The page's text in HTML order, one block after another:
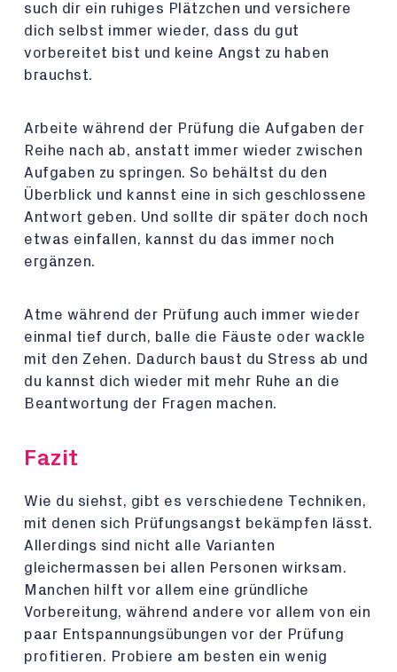
such dir ein ruhiges Plätzchen und versichere
dich selbst immer wieder, dass du gut
vorbereitet bist und keine Angst zu haben
brauchst.
Arbeite während der Prüfung die Aufgaben der
Reihe nach ab, anstatt immer wieder zwischen
Aufgaben zu springen. So behältst du den
Überblick und kannst eine in sich geschlossene
Antwort geben. Und sollte dir später doch noch
etwas einfallen, kannst du das immer noch
ergänzen.
Atme während der Prüfung auch immer wieder
einmal tief durch, balle die Fäuste oder wackle
mit den Zehen. Dadurch baust du Stress ab und
du kannst dich wieder mit mehr Ruhe an die
Beantwortung der Fragen machen.
Fazit
Wie du siehst, gibt es verschiedene Techniken,
mit denen sich Prüfungsangst bekämpfen lässt.
Allerdings sind nicht alle Varianten
gleichermassen bei allen Personen wirksam.
Manchen hilft vor allem eine gründliche
Vorbereitung, während andere vor allem von ein
paar Entspannungsübungen vor der Prüfung
profitieren. Probiere am besten ein wenig